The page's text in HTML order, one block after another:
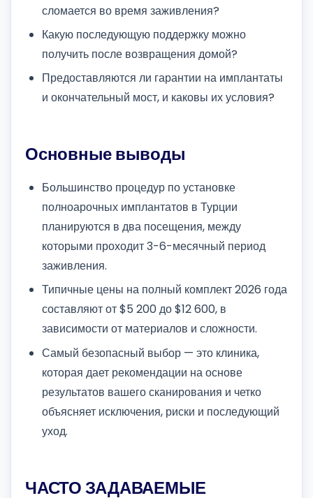
сломается во время заживления?
Какую последующую поддержку можно
получить после возвращения домой?
Предоставляются ли гарантии на имплантаты
и окончательный мост, и каковы их условия?
Основные выводы
Большинство процедур по установке
полноарочных имплантатов в Турции
планируются в два посещения, между
которыми проходит 3-6-месячный период
заживления.
Типичные цены на полный комплект 2026 года
составляют от $5 200 до $12 600, в
зависимости от материалов и сложности.
Самый безопасный выбор — это клиника,
которая дает рекомендации на основе
результатов вашего сканирования и четко
объясняет исключения, риски и последующий
уход.
ЧАСТО ЗАДАВАЕМЫЕ